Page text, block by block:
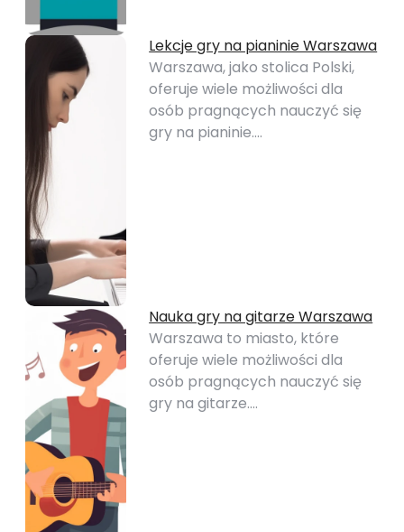
Lekcje gry na pianinie Warszawa
Warszawa, jako stolica Polski,
oferuje wiele możliwości dla
osób pragnących nauczyć się
gry na pianinie.…
Nauka gry na gitarze Warszawa
Warszawa to miasto, które
oferuje wiele możliwości dla
osób pragnących nauczyć się
gry na gitarze.…